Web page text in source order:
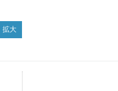
拡大